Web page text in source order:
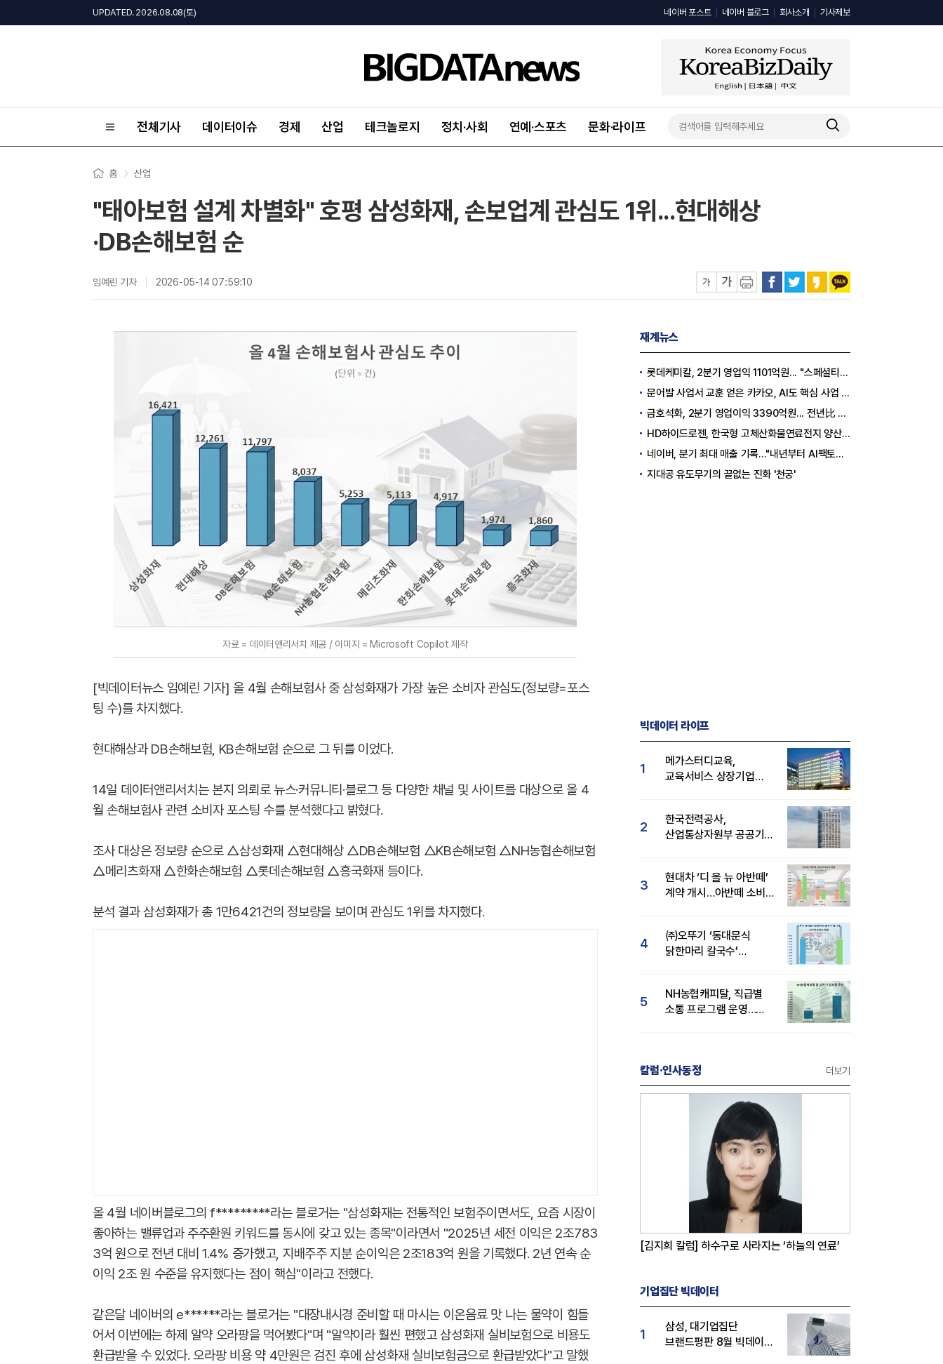
UPDATED. 2026.08.08(토) 네이버 포스트 네이버 블로그 회사소개 기사제보
전체기사 데이터이슈 경제 산업 테크놀로지 정치·사회 연예·스포츠 문화·라이프
홈 산업
"태아보험 설계 차별화" 호평 삼성화재, 손보업계 관심도 1위...현대해상
·DB손해보험 순
임예린 기자 2026-05-14 07:59:10
자료 = 데이터앤리서치 제공 / 이미지 = Microsoft Copilot 제작
[빅데이터뉴스 임예린 기자] 올 4월 손해보험사 중 삼성화재가 가장 높은 소비자 관심도(정보량=포스
팅 수)를 차지했다.
현대해상과 DB손해보험, KB손해보험 순으로 그 뒤를 이었다.
14일 데이터앤리서치는 본지 의뢰로 뉴스·커뮤니티·블로그 등 다양한 채널 및 사이트를 대상으로 올 4
월 손해보험사 관련 소비자 포스팅 수를 분석했다고 밝혔다.
조사 대상은 정보량 순으로 △삼성화재 △현대해상 △DB손해보험 △KB손해보험 △NH농협손해보험
△메리츠화재 △한화손해보험 △롯데손해보험 △흥국화재 등이다.
분석 결과 삼성화재가 총 1만6421건의 정보량을 보이며 관심도 1위를 차지했다.
올 4월 네이버블로그의 f*********라는 블로거는 "삼성화재는 전통적인 보험주이면서도, 요즘 시장이
좋아하는 밸류업과 주주환원 키워드를 동시에 갖고 있는 종목"이라면서 "2025년 세전 이익은 2조783
3억 원으로 전년 대비 1.4% 증가했고, 지배주주 지분 순이익은 2조183억 원을 기록했다. 2년 연속 순
이익 2조 원 수준을 유지했다는 점이 핵심"이라고 전했다.
같은달 네이버의 e******라는 블로거는 "대장내시경 준비할 때 마시는 이온음료 맛 나는 물약이 힘들
어서 이번에는 하제 알약 오라팡을 먹어봤다"며 "알약이라 훨씬 편했고 삼성화재 실비보험으로 비용도
환급받을 수 있었다. 오라팡 비용 약 4만원은 검진 후에 삼성화재 실비보험금으로 환급받았다"고 말했
재계뉴스
롯데케미칼, 2분기 영업익 1101억원... "스페셜티 전환 가속"
문어발 사업서 교훈 얻은 카카오, AI도 핵심 사업 '선택과 집중'
금호석화, 2분기 영업이익 3390억원... 전년比 419% 급증
HD하이드로젠, 한국형 고체산화물연료전지 양산체계 구축
네이버, 분기 최대 매출 기록..."내년부터 AI팩토리 수익 날 것"
지대공 유도무기의 끝없는 진화 '천궁'
빅데이터 라이프
1
메가스터디교육,
교육서비스 상장기업
2
한국전력공사,
산업통상자원부 공공기관
3
현대차 ‘디 올 뉴 아반떼’
계약 개시…아반떼 소비자
4
㈜오뚜기 ‘동대문식
닭한마리 칼국수’
5
NH농협캐피탈, 직급별
소통 프로그램 운영…
칼럼·인사동정 더보기
[김지희 칼럼] 하수구로 사라지는 ‘하늘의 연료’
기업집단 빅데이터
1
삼성, 대기업집단
브랜드평판 8월 빅데이터